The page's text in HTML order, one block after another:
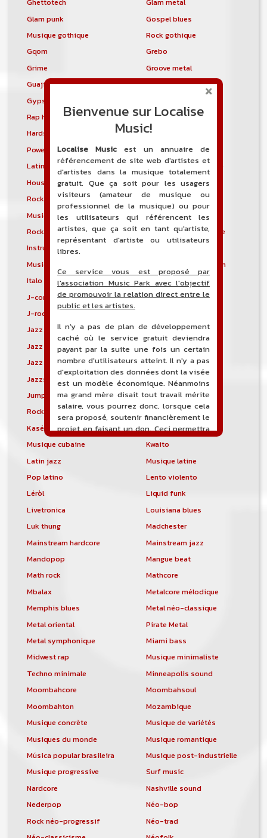
Glam punk
Gospel blues
Musique gothique
Rock gothique
Gqom
Grebo
Grime
Groove metal
Guajira
Guaracha
Gypsy punk
Rap hardcore
Industrial hardcore
Hardstep
Hardstyle
Power noise
Heavenly voices
Latin metal
Musique hindoustanie
House progressive
Tropical house
Rock indépendant
Indietronica
Musique industrielle
Metal industriel
Rock industriel
Musique instrumentale
Instrumental
Musique irlandaise
Rock progressif italien
Italo Disco
Italo house
J-core
J-pop
J-rock
Jazz blues
Jazz modal
Jazz Nouvelle-Orléans
Jazz punk
Jazz vocal
Jazz-funk
Jazzstep
Jersey club
Jump blues
Jump-up
Rock canadien
Kansas City blues
Kasékò
Kizomba
Musique cubaine
Kwaito
Latin jazz
Musique latine
Pop latino
Lento violento
Léròl
Liquid funk
Livetronica
Louisiana blues
Luk thung
Madchester
Mainstream hardcore
Mainstream jazz
Mandopop
Mangue beat
Math rock
Mathcore
Mbalax
Metalcore mélodique
Memphis blues
Metal néo-classique
Metal oriental
Pirate Metal
Metal symphonique
Miami bass
Midwest rap
Musique minimaliste
Techno minimale
Minneapolis sound
Moombahcore
Moombahsoul
Moombahton
Mozambique
Musique concrète
Musique de variétés
Musiques du monde
Musique romantique
Música popular brasileira
Musique post-industrielle
Musique progressive
Surf music
Nardcore
Nashville sound
Nederpop
Néo-bop
Rock néo-progressif
Néo-trad
Bienvenue sur Localise
Music!
Localise Music est un annuaire de
référencement de site web d'artistes et
d'artistes dans la musique totalement
gratuit. Que ça soit pour les usagers
visiteurs (amateur de musique ou
professionnel de la musique) ou pour
les utilisateurs qui référencent les
artistes, que ça soit en tant qu'artiste,
représentant d'artiste ou utilisateurs
libres.
Ce service vous est proposé par
l'association Music Park avec l'objectif
de promouvoir la relation direct entre le
public et les artistes.
Il n'y a pas de plan de développement
caché où le service gratuit deviendra
payant par la suite une fois un certain
nombre d'utilisateurs atteint. Il n'y a pas
d'exploitation des données dont la visée
est un modèle économique. Néanmoins
ma grand mère disait tout travail mérite
salaire, vous pourrez donc, lorsque cela
sera proposé, soutenir financièrement le
projet en faisant un don. Ceci permettra
de financer l'hébergement, le nom de
de développement du site, et peut-être
une campagne de communication. Il va
comptabilité sera totalement publique
visible directement sur le site.
Un nouveau service de petites annonces
pour musicien vous est proposé sur le
site. Ce service permet, lorsque vous
êtes musiciens ou un groupe, un
orchestre, DJ, etc... de chercher un/des